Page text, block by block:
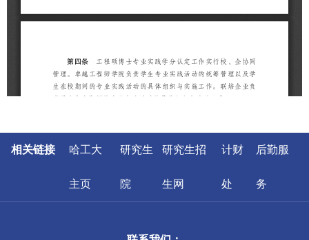
相关链接 哈工大
主页
研究生
院
研究生招
生网
计财
处
后勤服
务